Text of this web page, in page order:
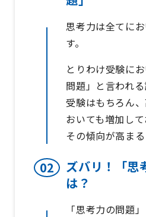
思考力は全てに
す。
とりわけ受験に
問題」と言われ
受験はもちろん
おいても増加し
その傾向が高まる
ズバリ！「思
は？
「思考力の問題